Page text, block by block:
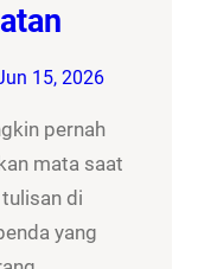
15, 2026
pernah
mata saat
di
yang